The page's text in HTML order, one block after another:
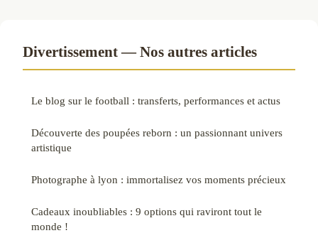
Divertissement — Nos autres articles
Le blog sur le football : transferts, performances et actus
Découverte des poupées reborn : un passionnant univers
artistique
Photographe à lyon : immortalisez vos moments précieux
Cadeaux inoubliables : 9 options qui raviront tout le
monde !